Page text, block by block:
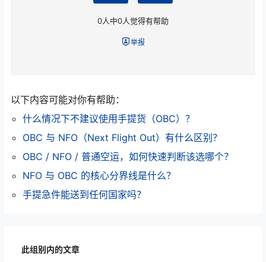
此组别内的文章
0人中0人觉得有帮助
举报
以下内容可能对你有帮助：
什么情况下不建议使用手提货（OBC）？
OBC 与 NFO（Next Flight Out）有什么区别？
OBC / NFO / 普通空运，如何快速判断该选哪个？
NFO 与 OBC 的核心分界线是什么？
手提急件能送到任何国家吗？